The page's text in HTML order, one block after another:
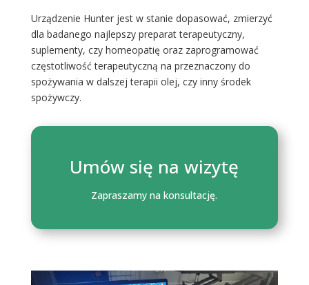
Urządzenie Hunter jest w stanie dopasować, zmierzyć
dla badanego najlepszy preparat terapeutyczny,
suplementy, czy homeopatię oraz zaprogramować
częstotliwość terapeutyczną na przeznaczony do
spożywania w dalszej terapii olej, czy inny środek
spożywczy.
Umów się na wizytę
Zapraszamy na konsultację.